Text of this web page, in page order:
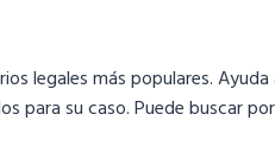
legales más populares.
para su caso. Puede buscar